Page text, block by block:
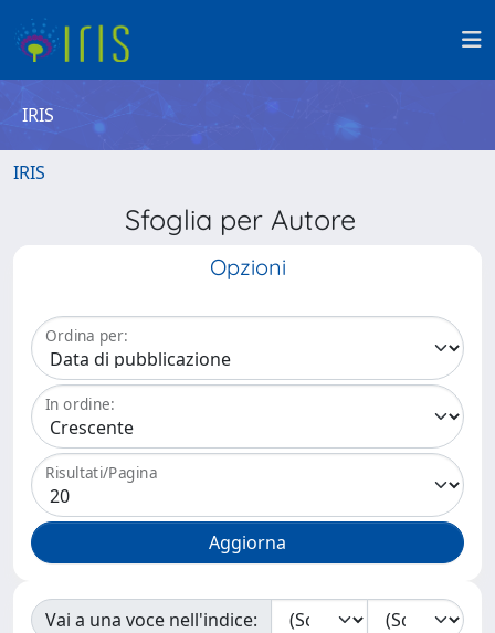
IRIS
IRIS
Sfoglia per Autore
Opzioni
Ordina per:
In ordine:
Risultati/Pagina
Vai a una voce nell'indice: